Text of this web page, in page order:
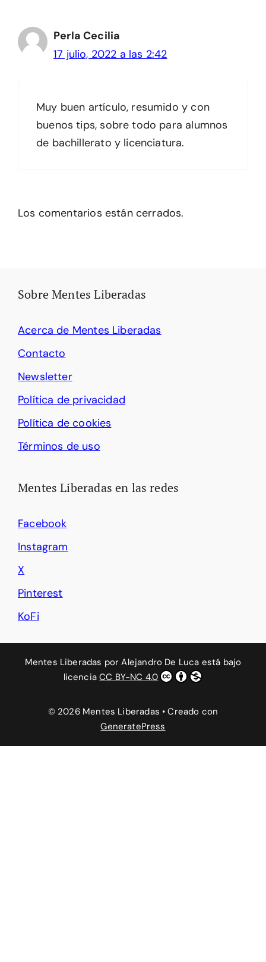
Perla Cecilia
17 julio, 2022 a las 2:42
Muy buen artículo, resumido y con
buenos tips, sobre todo para alumnos
de bachillerato y licenciatura.
Los comentarios están cerrados.
Sobre Mentes Liberadas
Acerca de Mentes Liberadas
Contacto
Newsletter
Política de privacidad
Política de cookies
Términos de uso
Mentes Liberadas en las redes
Facebook
Instagram
X
Pinterest
KoFi
Mentes Liberadas porAlejandro De Luca está bajo
licenciaCC BY-NC 4.0
© 2026 Mentes Liberadas • Creado con
GeneratePress